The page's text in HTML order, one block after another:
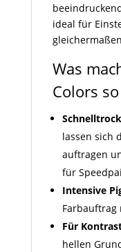
ideal für
Was
Colors
lassen sich
auftragen
für
Intensive
Farbauftrag
Für
hellen